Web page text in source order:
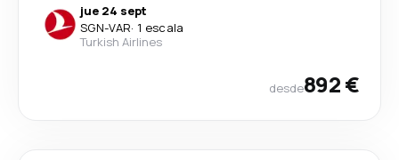
jue 24 sept
SGN-VAR· 1 escala
Turkish Airlines
desde892 €